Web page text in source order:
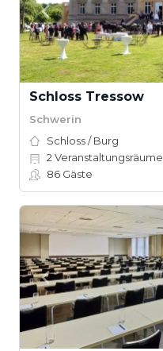
Schloss Tressow
Schwerin
Schloss / Burg
2 Veranstaltungsräume
86 Gäste